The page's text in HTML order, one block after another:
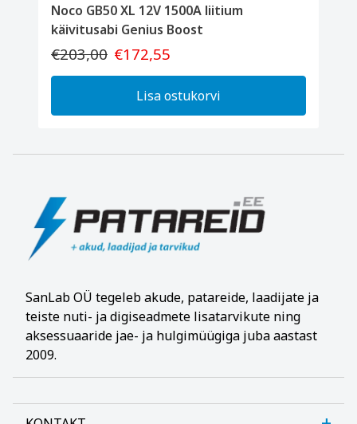
Noco GB50 XL 12V 1500A liitium
käivitusabi Genius Boost
€203,00 €172,55
Lisa ostukorvi
SanLab OÜ tegeleb akude, patareide, laadijate ja
teiste nuti- ja digiseadmete lisatarvikute ning
aksessuaaride jae- ja hulgimüügiga juba aastast
2009.